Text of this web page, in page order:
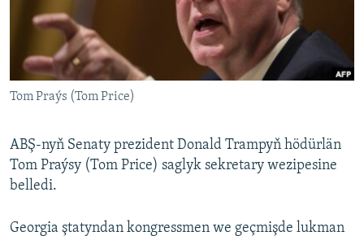
Tom Praýs (Tom Price)
ABŞ-nyň Senaty prezident Donald Trampyň hödürlän
Tom Praýsy (Tom Price) saglyk sekretary wezipesine
belledi.
Georgia ştatyndan kongressmen we geçmişde lukman